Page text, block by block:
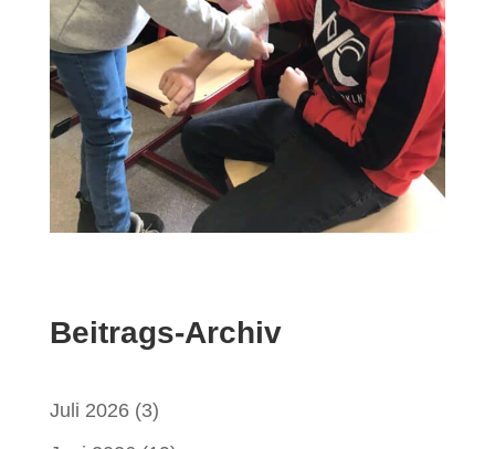
Beitrags-Archiv
Juli 2026(3)